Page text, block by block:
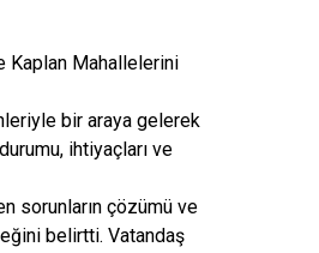
Salihli
Saruhanlı
Soma
Kaplan Mahallelerini
bir araya gelerek
ihtiyaçları ve
sorunların çözümü ve
belirtti. Vatandaş